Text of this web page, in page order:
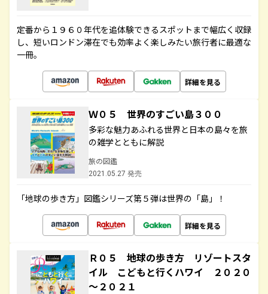
定番から１９６０年代を追体験できるスポットまで幅広く収録
し、短いロンドン滞在でも効率よく楽しみたい旅行者に最適な
一冊。
詳細を見る
Ｗ０５ 世界のすごい島３００
多彩な魅力あふれる世界と日本の島々を旅
の雑学とともに解説
旅の図鑑
2021.05.27 発売
「地球の歩き方」図鑑シリーズ第５弾は世界の「島」！
詳細を見る
Ｒ０５ 地球の歩き方 リゾートスタ
イル こどもと行くハワイ ２０２０
～２０２１